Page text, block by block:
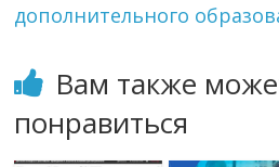
дополнительного
Вам также
понравиться